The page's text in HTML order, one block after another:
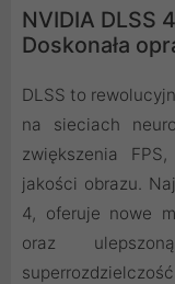
NVIDIA DLSS
Doskonała
DLSS to
na sieciach
zwiększenia
jakości obrazu.
4, oferuje nowe
oraz